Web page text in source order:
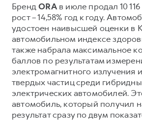
БрендORAв июле продал 10
рост – 14,58% год к году.
удостоен наивысшей оценки в
автомобильном индексе
также набрала максимальное
баллов по результатам
электромагнитного излучения
твердых частиц среди
электрических автомобилей.
автомобиль, который получил
результат сразу по двум